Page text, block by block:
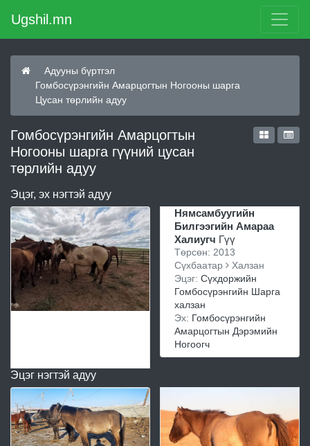
Ugshil.mn
Адууны бүртгэл
Гомбосүрэнгийн Амарцогтын Ногооны шарга
Цусан төрлийн адуу
Гомбосүрэнгийн Амарцогтын
Ногооны шарга гүүний цусан
төрлийн адуу
Эцэг, эх нэгтэй адуу
Нямсамбуугийн
Билгээгийн Амараа
Халиугч Гүү
Төрсөн: 2013
Сүхбаатар
Халзан
Эцэг: Сүхдоржийн
Гомбосүрэнгийн Шарга
халзан
Эх: Гомбосүрэнгийн
Амарцогтын Дэрэмийн
Ногоогч
Эцэг нэгтэй адуу